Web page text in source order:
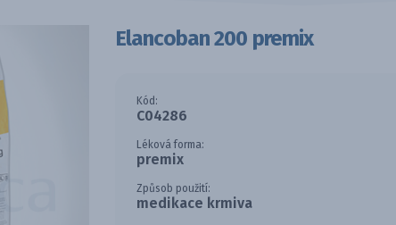
Elancoban 200 premix
Kód:
C04286
Léková forma:
premix
Způsob použití:
medikace krmiva